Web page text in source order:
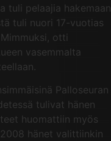
tuli pelaajia hakemaan
tuli nuori 17-vuotias
otti
vasemmalta
Palloseuran
tulivat hänen
huomattiin myös
hänet valittiinkin